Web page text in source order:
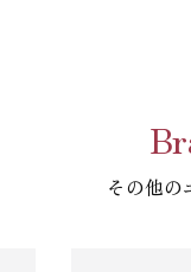
その他の